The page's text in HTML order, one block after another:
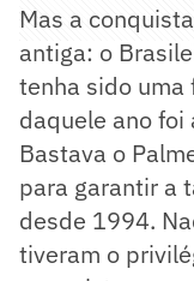
Mas a
antiga: o
tenha sido uma
daquele ano
Bastava o
para garantir a
desde 1994.
tiveram o